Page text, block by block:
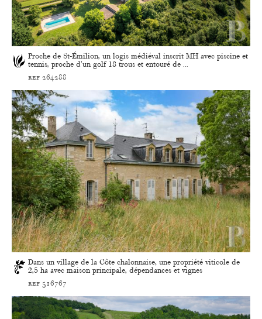
Proche de St-Émilion, un logis médiéval inscrit MH avec piscine et
tennis, proche d'un golf 18 trous et entouré de ...
ref 264288
Dans un village de la Côte chalonnaise, une propriété viticole de
2,5 ha avec maison principale, dépendances et vignes
ref 516767